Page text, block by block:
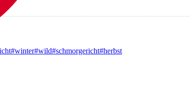
#winter#wild#schmorgericht#herbst